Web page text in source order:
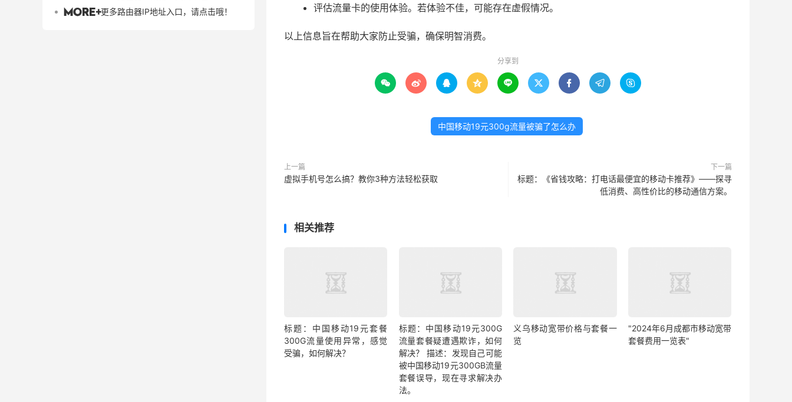
评估流量卡的使用体验。若体验不佳，可能存在虚假情况。
以上信息旨在帮助大家防止受骗，确保明智消费。
分享到
        
中国移动19元300g流量被骗了怎么办
上一篇
虚拟手机号怎么搞？教你3种方法轻松获取
下一篇
标题：《省钱攻略：打电话最便宜的移动卡推荐》——探寻
低消费、高性价比的移动通信方案。
相关推荐
标题：中国移动19元套餐
300G流量使用异常，感觉
受骗，如何解决？
标题：中国移动19元300G
流量套餐疑遭遇欺诈，如何
解决？ 描述：发现自己可能
被中国移动19元300GB流量
套餐误导，现在寻求解决办
法。
义乌移动宽带价格与套餐一
览
"2024年6月成都市移动宽带
套餐费用一览表"
更多路由器IP地址入口，请点击哦！